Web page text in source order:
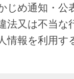
じめ通知・公
法又は不当な
情報を利用す